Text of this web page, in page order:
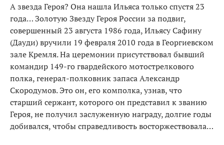
А звезда Героя? Она нашла Ильяса только спустя 23
года… Золотую Звезду Героя России за подвиг,
совершенный 23 августа 1986 года, Ильясу Сафину
(Дауди) вручили 19 февраля 2010 года в Георгиевском
зале Кремля. На церемонии присутствовал бывший
командир 149-го гвардейского мотострелкового
полка, генерал-полковник запаса Александр
Скородумов. Это он, его комполка, узнав, что
старший сержант, которого он представил к званию
Героя, не получил заслуженную награду, долгие годы
добивался, чтобы справедливость восторжествовала…